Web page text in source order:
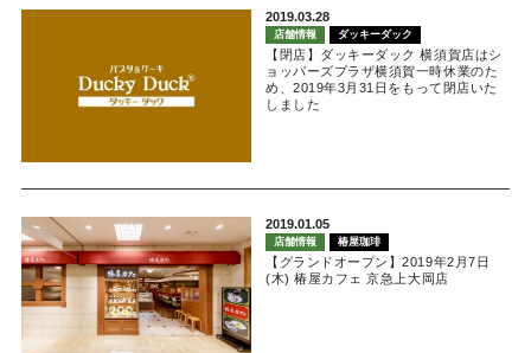
2019.03.28
店舗情報 ダッキーダック
【閉店】ダッキーダック 横須賀店はシ
ョッパーズプラザ横須賀一時休業のた
め、2019年3月31日をもって閉店いた
しました
2019.01.05
店舗情報 椿屋珈琲
【グランドオープン】2019年2月7日
(木) 椿屋カフェ 京急上大岡店